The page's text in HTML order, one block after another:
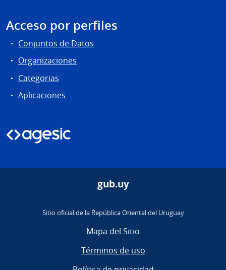
Acceso por perfiles
Conjuntos de Datos
Organizaciones
Categorias
Aplicaciones
gub.uy
Sitio oficial de la República Oriental del Uruguay
Mapa del Sitio
Términos de uso